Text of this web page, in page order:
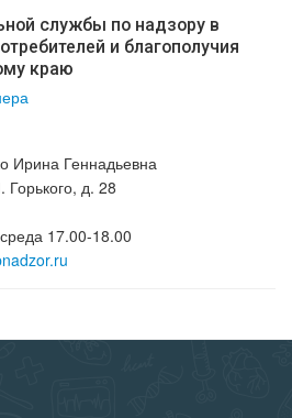
службы по надзору в
и благополучия
краю
Ирина Геннадьевна
д. 28
17.00-18.00